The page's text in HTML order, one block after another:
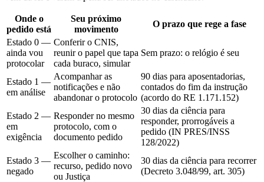
Onde o
pedido está
Seu próximo
movimento
O prazo que rege a fase
Estado 0 —
ainda vou
protocolar
Conferir o CNIS,
reunir o papel que tapa
cada buraco, simular
Sem prazo: o relógio é seu
Estado 1 —
em análise
Acompanhar as
notificações e não
abandonar o protocolo
90 dias para aposentadorias,
contados do fim da instrução
(acordo do RE 1.171.152)
Estado 2 —
em
exigência
Responder no mesmo
protocolo, com o
documento pedido
30 dias da ciência para
responder, prorrogáveis a
pedido (IN PRES/INSS
128/2022)
Estado 3 —
negado
Escolher o caminho:
recurso, pedido novo
ou Justiça
30 dias da ciência para recorrer
(Decreto 3.048/99, art. 305)